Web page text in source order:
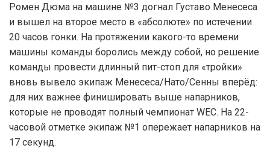
Ромен Дюма на машине №3 догнал Густаво Менесеса
и вышел на второе место в «абсолюте» по истечении
20 часов гонки. На протяжении какого-то времени
машины команды боролись между собой, но решение
команды провести длинный пит-стоп для «тройки»
вновь вывело экипаж Менесеса/Нато/Сенны вперёд:
для них важнее финишировать выше напарников,
которые не проводят полный чемпионат WEC. На 22-
часовой отметке экипаж №1 опережает напарников на
17 секунд.